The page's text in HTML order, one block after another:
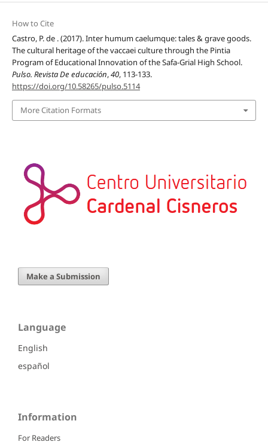
How to Cite
Castro, P. de . (2017). Inter humum caelumque: tales & grave goods.
The cultural heritage of the vaccaei culture through the Pintia
Program of Educational Innovation of the Safa-Grial High School.
Pulso. Revista De educación,40, 113-133.
https://doi.org/10.58265/pulso.5114
More Citation Formats
Make a Submission
Language
English
español
Information
For Readers